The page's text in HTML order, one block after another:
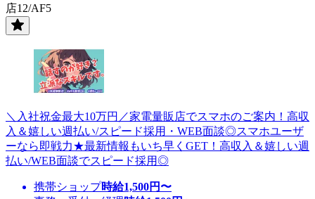
店12/AF5
＼入社祝金最大10万円／家電量販店でスマホのご案内！高収
入＆嬉しい週払い/スピード採用・WEB面談◎スマホユーザ
ーなら即戦力★最新情報もいち早くGET！高収入＆嬉しい週
払い/WEB面談でスピード採用◎
携帯ショップ時給1,500円〜